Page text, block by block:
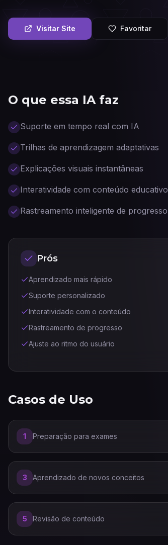
Visitar Site Favoritar
O que essa IA faz
Suporte em tempo real com IA
Trilhas de aprendizagem adaptativas
Explicações visuais instantâneas
Interatividade com conteúdo educativo
Rastreamento inteligente de progresso
Prós
Aprendizado mais rápido
Suporte personalizado
Interatividade com o conteúdo
Rastreamento de progresso
Ajuste ao ritmo do usuário
Casos de Uso
1 Preparação para exames
3 Aprendizado de novos conceitos
5 Revisão de conteúdo